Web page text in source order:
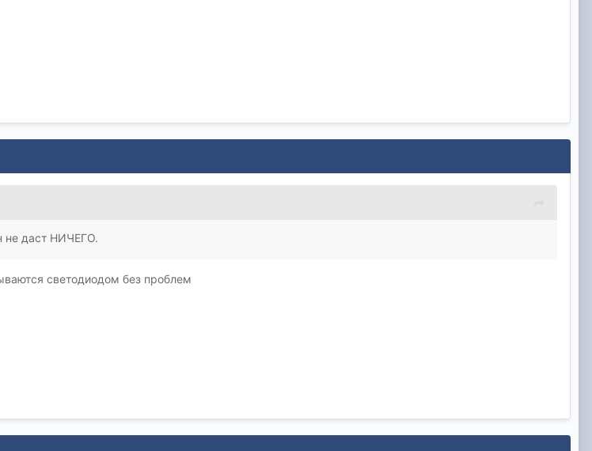
не даст НИЧЕГО.
светодиодом без проблем